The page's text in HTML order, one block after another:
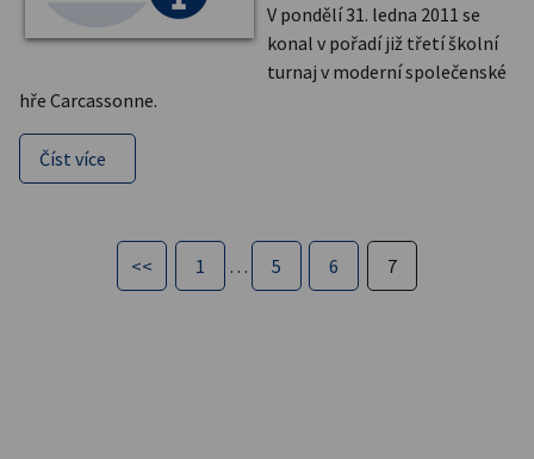
V pondělí 31. ledna 2011 se
konal v pořadí již třetí školní
turnaj v moderní společenské
hře Carcassonne.
Číst více
<< 1 … 5 6 7